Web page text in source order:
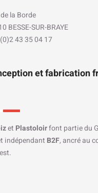
la Borde
BESSE-SUR-BRAYE
43 35 04 17
et fabrication
et Plastoloirfont partie du
indépendant B2F, ancré au